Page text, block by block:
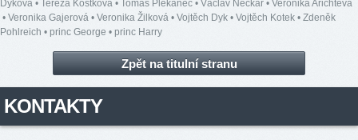
Dyková • Tereza Kostková • Tomáš Plekanec • Václav Neckář • Veronika Arichteva
• Veronika Gajerová • Veronika Žilková • Vojtěch Dyk • Vojtěch Kotek • Zdeněk
Pohlreich • princ George • princ Harry
Zpět na titulní stranu
KONTAKTY